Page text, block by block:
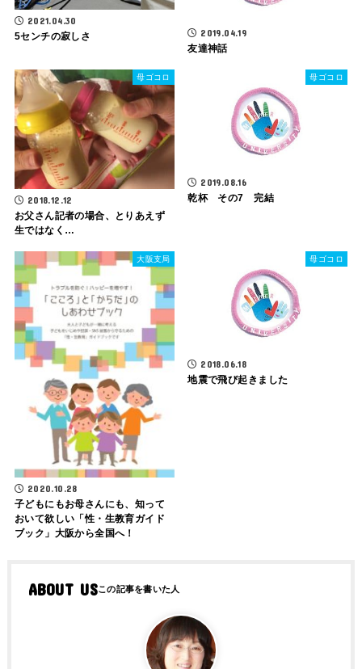
2021.04.30
5センチの寂しさ 2019.04.19
友達神話
母ゴコロ
2018.12.12
お父さん記者の場合、とりあえず
生ではなく…
母ゴコロ
2019.08.16
乾杯 その7 完結
大阪支局
2020.10.28
子どもにもお母さんにも、知って
おいて欲しい「性・生教育ガイド
ブック」大阪から全国へ！
母ゴコロ
2018.06.18
地震で飛び起きました
ABOUT US